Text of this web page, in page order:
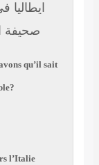
صحيفة
qu’il sait
l’Italie